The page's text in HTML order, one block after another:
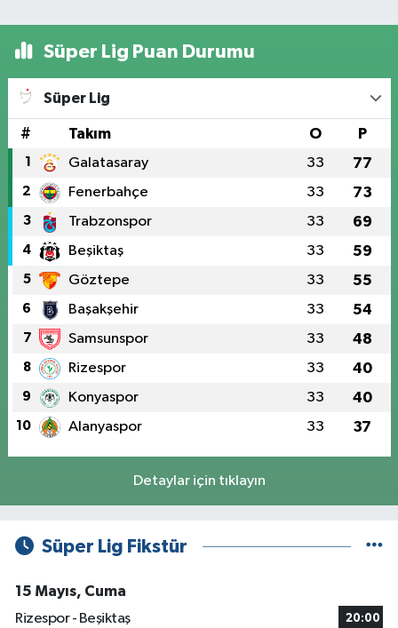
Süper Lig Puan Durumu
Süper Lig
# Takım O P
1 Galatasaray 33 77
2 Fenerbahçe 33 73
3 Trabzonspor 33 69
4 Beşiktaş 33 59
5 Göztepe 33 55
6 Başakşehir 33 54
7 Samsunspor 33 48
8 Rizespor 33 40
9 Konyaspor 33 40
10 Alanyaspor 33 37
Detaylar için tıklayın
Süper Lig Fikstür
15 Mayıs, Cuma
Rizespor - Beşiktaş
20:00